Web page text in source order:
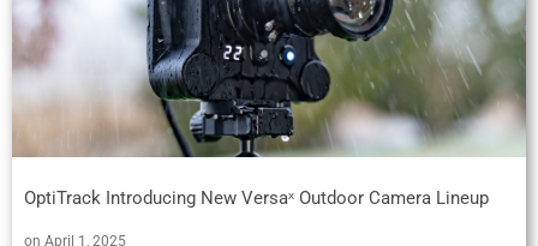
OptiTrack Introducing New Versaˣ Outdoor Camera Lineup
on April 1, 2025